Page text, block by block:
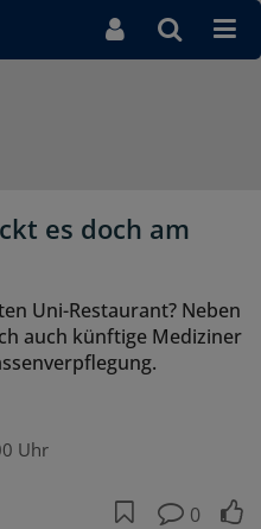
es doch am
Uni-Restaurant? Neben
auch künftige Mediziner
Uhr
0